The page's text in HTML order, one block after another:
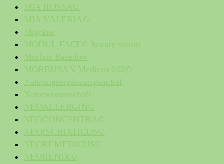
MIA ROSSA©
MIA VALERIA©
Migräne
MODUL FACE© beauty serum
Morbus Basedow
MORBUSAN Medicus 202©
Nahrungsergänzungsmittel
Naturwissenschaft
NEOALLERGIN©
NEOCONCENTRA©
NEOISCHIATICUS©
NEOREMEDICUS©
NEORENIX©